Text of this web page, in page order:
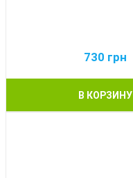
730 грн
В КОРЗИНУ